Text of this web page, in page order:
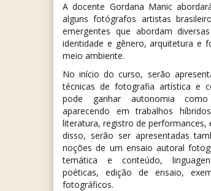
A docente Gordana Manic
alguns fotógrafos artistas
emergentes que abordam
identidade e gênero, arquitetura e
meio ambiente.
No início do curso, serão
técnicas de fotografia artística e
pode ganhar autonomia
aparecendo em trabalhos
literatura, registro de performances,
disso, serão ser apresentadas
noções de um ensaio autoral
temática e conteúdo,
poéticas, edição de ensaio,
fotográficos.